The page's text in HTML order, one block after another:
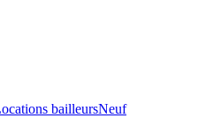
bailleursNeuf